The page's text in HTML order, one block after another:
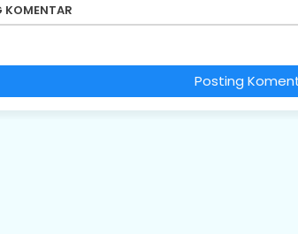
KOMENTAR
Posting